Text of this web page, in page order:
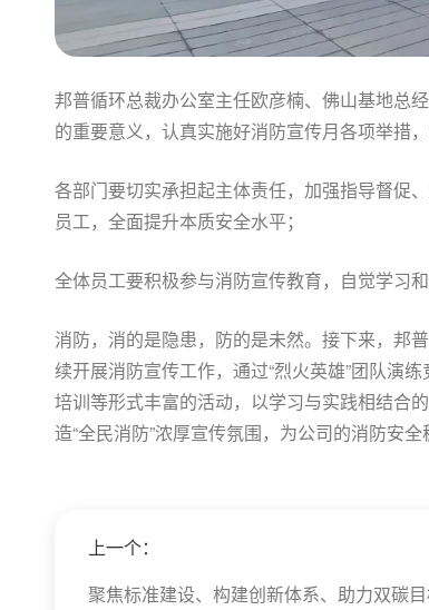
邦普循环总裁办公室主任欧彦楠、佛山基地总
的重要意义，认真实施好消防宣传月各项举措
各部门要切实承担起主体责任，加强指导督促
员工，全面提升本质安全水平；
全体员工要积极参与消防宣传教育，自觉学习
消防，消的是隐患，防的是未然。接下来，邦
续开展消防宣传工作，通过“烈火英雄”团队演
培训等形式丰富的活动，以学习与实践相结合
造“全民消防”浓厚宣传氛围，为公司的消防安全
上一个：
聚焦标准建设、构建创新体系、助力双碳